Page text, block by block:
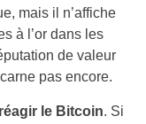
mais il n’affiche
à l’or dans les
de valeur
pas encore.
le Bitcoin. Si